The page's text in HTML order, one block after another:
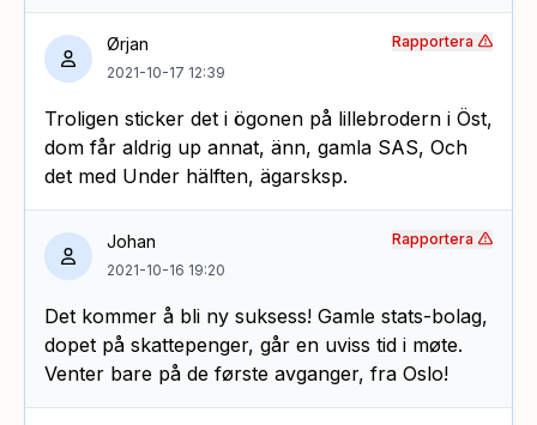
Ørjan
2021-10-17 12:39
Troligen sticker det i ögonen på lillebrodern i Öst,
dom får aldrig up annat, änn, gamla SAS, Och
det med Under hälften, ägarsksp.
Rapportera
Johan
2021-10-16 19:20
Det kommer å bli ny suksess! Gamle stats-bolag,
dopet på skattepenger, går en uviss tid i møte.
Venter bare på de første avganger, fra Oslo!
Rapportera